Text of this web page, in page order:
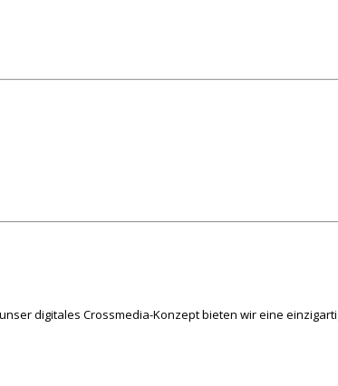
digitales Crossmedia-Konzept bieten wir eine